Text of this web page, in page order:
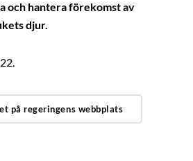
och hantera förekomst av
djur.
på regeringens webbplats